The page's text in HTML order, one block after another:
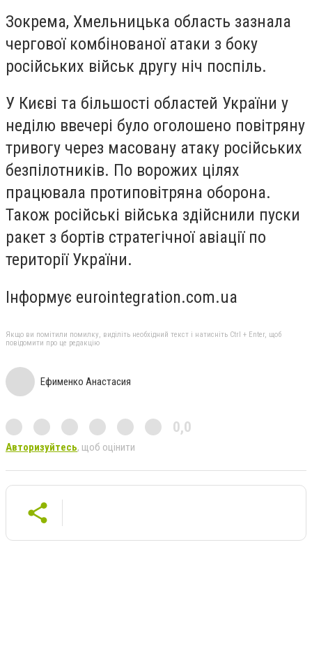
Зокрема, Хмельницька область зазнала
чергової комбінованої атаки з боку
російських військ другу ніч поспіль.
У Києві та більшості областей України у
неділю ввечері було оголошено повітряну
тривогу через масовану атаку російських
безпілотників. По ворожих цілях
працювала протиповітряна оборона.
Також російські війська здійснили пуски
ракет з бортів стратегічної авіації по
території України.
Інформує eurointegration.com.ua
Якщо ви помітили помилку, виділіть необхідний текст і натисніть Ctrl + Enter, щоб
повідомити про це редакцію
Ефименко Анастасия
0,0
Авторизуйтесь, щоб оцінити